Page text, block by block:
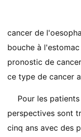
cancer de
bouche à
pronostic de
ce type de cancer
Pour les
perspectives sont
cinq ans avec des